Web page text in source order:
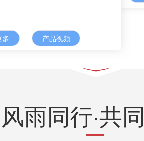
多 产品视频
风雨同行·共